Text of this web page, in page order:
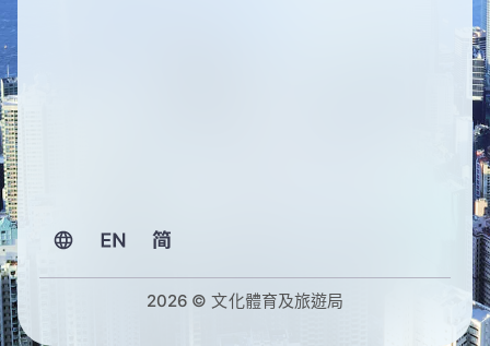
2026 © 文化體育及旅遊局